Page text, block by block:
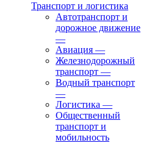
Транспорт и логистика
Автотранспорт и
дорожное движение
—
Авиация —
Железнодорожный
транспорт —
Водный транспорт
—
Логистика —
Общественный
транспорт и
мобильность